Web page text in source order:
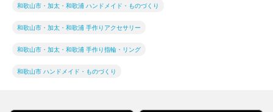
和歌山市・加太・和歌浦 ハンドメイド・ものづくり
和歌山市・加太・和歌浦 手作りアクセサリー
和歌山市・加太・和歌浦 手作り指輪・リング
和歌山市 ハンドメイド・ものづくり